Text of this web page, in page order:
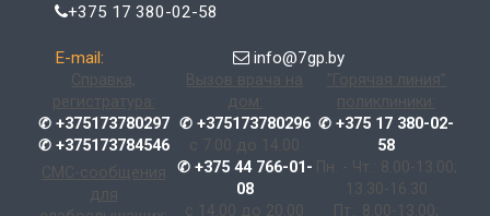
+375 17 380-02-58
E-mail: info@7gp.by
Справка,
регистратура:
✆ +375173780297
✆ +375173784546
СМС-сообщения
для
Вызов врача на
дом:
✆ +375173780296
с 7.00 до 14.00
✆ +375 44 766-01-
08
с 14.00 до 20.00
"Горячая линия"
поликлиники:
✆ +375 17 380-02-
58
Пн. - Чт.: 8.00-13.00;
13.30-16.30
Пт.: 8.00-13.00;